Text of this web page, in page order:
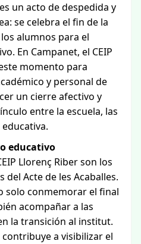
un acto de despedida y
se celebra el fin de la
alumnos para el
En Campanet, el CEIP
momento para
y personal de
un cierre afectivo y
entre la escuela, las
educativo
Llorenç Riber son los
Acte de les Acaballes.
solo conmemorar el final
acompañar a las
la transición al institut.
a visibilizar el